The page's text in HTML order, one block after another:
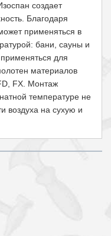
создает
Благодаря
применяться в
бани, сауны и
для
материалов
FX. Монтаж
температуре не
воздуха на сухую и